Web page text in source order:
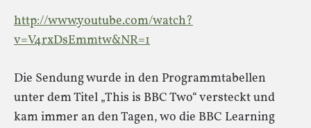
http://www.youtube.com/watch?
v=V4rxDsEmmtw&NR=1
Die Sendung wurde in den Programmtabellen
unter dem Titel „This is BBC Two“ versteckt und
kam immer an den Tagen, wo die BBC Learning